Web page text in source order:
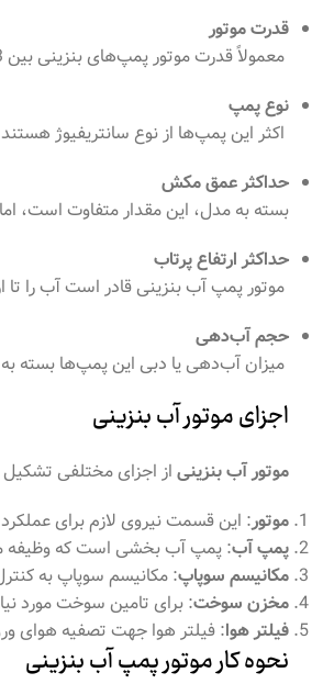
قدرت موتور
معمولاً قدرت موتور پمپ‌های بنزینی بین 3 تا 7 اسب بخار است که قدرت مناسبی برای تامین نیازهای مختلف فراهم می‌آورد.
نوع پمپ
اکثر این پمپ‌ها از نوع سانتریفیوژ
حداکثر عمق مکش
بسته به مدل، این مقدار متفاوت است، اما به طور کلی بین
حداکثر ارتفاع پرتاب
موتور پمپ آب بنزینی قادر است آب را تا ارتفاعی در حدود 20 تا 30 متر پرتاب کند که این
حجم آب‌دهی
میزان آب‌دهی یا دبی این پمپ‌ها بسته به مدل می‌تواند از 300 تا
اجزای موتور آب بنزینی
موتور آب بنزینی از اجزای مختلفی
موتور: این قسمت نیروی لازم برای عملکرد
پمپ آب: پمپ آب بخشی است که وظیفه
مکانیسم سوپاپ: مکانیسم سوپاپ به
مخزن سوخت: برای تامین سوخت مورد
فیلتر هوا: فیلتر هوا جهت تصفیه هوای
نحوه کار موتور پمپ آب بنزینی